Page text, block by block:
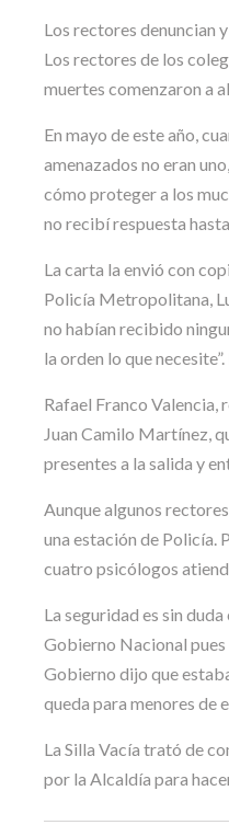
Los rectores denuncian
Los rectores de los
muertes comenzaron a
En mayo de este año,
amenazados no eran
cómo proteger a los
no recibí respuesta
La carta la envió con
Policía Metropolitana,
no habían recibido
la orden lo que
Rafael Franco
Juan Camilo Martínez,
presentes a la salida y
Aunque algunos
una estación de Policía.
cuatro psicólogos
La seguridad es sin
Gobierno Nacional
Gobierno dijo que
queda para menores de
La Silla Vacía trató de
por la Alcaldía para